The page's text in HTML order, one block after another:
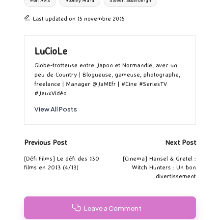
Last updated on 15 novembre 2015
LuCioLe
Globe-trotteuse entre Japon et Normandie, avec un
peu de Country | Blogueuse, gameuse, photographe,
freelance | Manager @JaMEfr | #Cine #SeriesTV
#JeuxVidéo
View All Posts
Post
navigation
Previous Post
[Défi Films] Le défi des 130
films en 2013 (4/13)
Next Post
[Cinema] Hansel & Gretel :
Witch Hunters : Un bon
divertissement
Leave a Comment